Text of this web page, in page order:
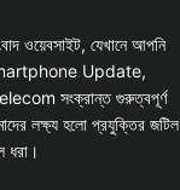
ওয়েবসাইট, যেখানে আপনি
Update,
সংক্রান্ত গুরুত্বপূর্ণ
লক্ষ্য হলো প্রযুক্তির জটিল
ধরা।